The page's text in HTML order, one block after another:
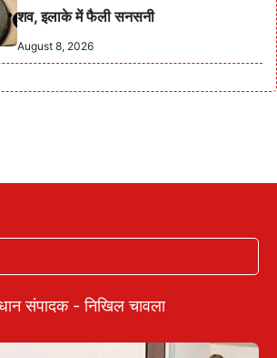
शव, इलाके में फैली सनसनी
August 8, 2026
संपादक - निखिल चावला